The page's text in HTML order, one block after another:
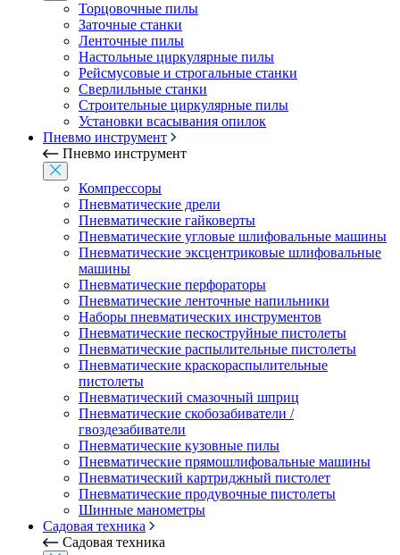
Торцовочные пилы
Заточные станки
Ленточные пилы
Настольные циркулярные пилы
Рейсмусовые и строгальные станки
Сверлильные станки
Строительные циркулярные пилы
Установки всасывания опилок
Пневмо инструмент
Пневмо инструмент
Компрессоры
Пневматические дрели
Пневматические гайковерты
Пневматические угловые шлифовальные машины
Пневматические эксцентриковые шлифовальные
машины
Пневматические перфораторы
Пневматические ленточные напильники
Наборы пневматических инструментов
Пневматические пескоструйные пистолеты
Пневматические распылительные пистолеты
Пневматические краскораспылительные
пистолеты
Пневматический смазочный шприц
Пневматические скобозабиватели /
гвоздезабиватели
Пневматические кузовные пилы
Пневматические прямошлифовальные машины
Пневматический картриджный пистолет
Пневматические продувочные пистолеты
Шинные манометры
Садовая техника
Садовая техника